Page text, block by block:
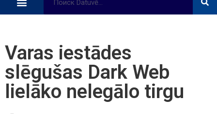
Varas iestādes
slēgušas Dark Web
lielāko nelegālo tirgu